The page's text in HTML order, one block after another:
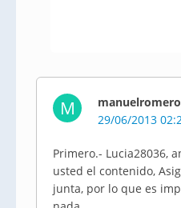
M
manuelromero
29/06/2013
Primero.- Lucia28036,
usted el contenido,
junta, por lo que es